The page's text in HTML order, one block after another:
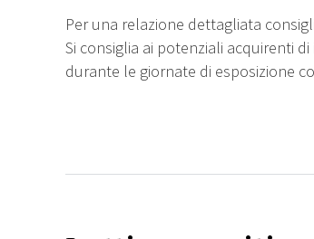
Per una relazione dettagliata
Si consiglia ai potenziali acquirenti
durante le giornate di esposizione